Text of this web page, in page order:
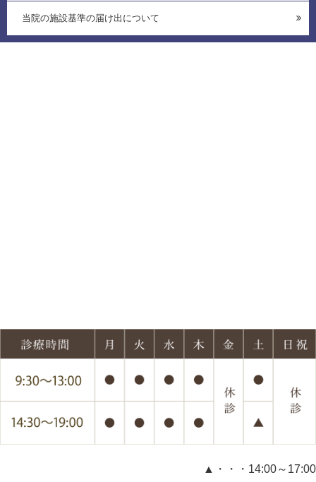
当院の施設基準の届け出について
▲・・・14:00～17:00